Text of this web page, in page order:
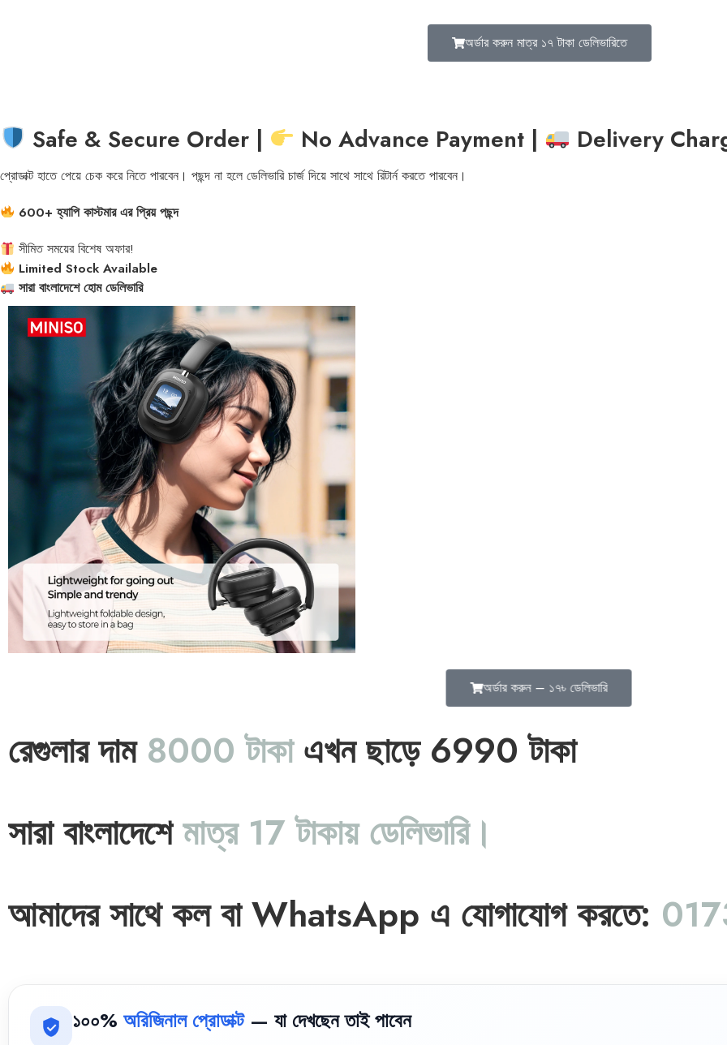
অর্ডার করুন মাত্র ১৭ টাকা ডেলিভারিতে
Safe & Secure Order | No Advance Payment | Delivery
প্রোডাক্ট হাতে পেয়ে চেক করে নিতে পারবেন। পছন্দ না হলে ডেলিভারি চার্জ দিয়ে সাথে সাথে রিটার্ন করতে পারবেন।
600+ হ্যাপি কাস্টমার এর প্রিয় পছন্দ
সীমিত সময়ের বিশেষ অফার!
Limited Stock Available
সারা বাংলাদেশে হোম ডেলিভারি
অর্ডার করুন – ১৭৳ ডেলিভারি
রেগুলার দাম 8000 টাকা এখন ছাড়ে 6990 টাকা
সারা বাংলাদেশেমাত্র 17 টাকায় ডেলিভারি।
আমাদের সাথে কল বা WhatsApp এ যোগাযোগ করতে:
১০০% অরিজিনাল প্রোডাক্ট— যা দেখছেন তাই পাবেন